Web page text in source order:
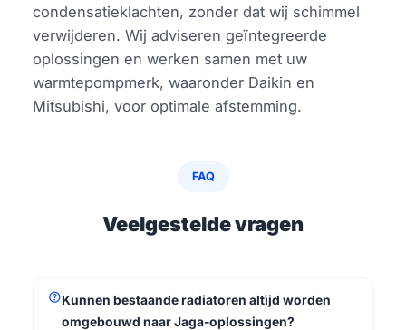
condensatieklachten, zonder dat wij schimmel
verwijderen. Wij adviseren geïntegreerde
oplossingen en werken samen met uw
warmtepompmerk, waaronder Daikin en
Mitsubishi, voor optimale afstemming.
FAQ
Veelgestelde vragen
helpKunnen bestaande radiatoren altijd worden
omgebouwd naar Jaga-oplossingen?